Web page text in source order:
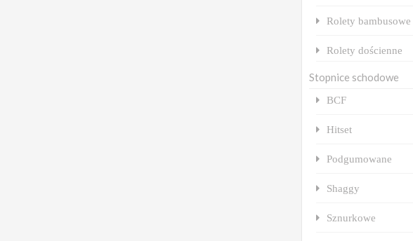
Rolety bambusowe
Rolety dościenne
Stopnice schodowe
BCF
Hitset
Podgumowane
Shaggy
Sznurkowe